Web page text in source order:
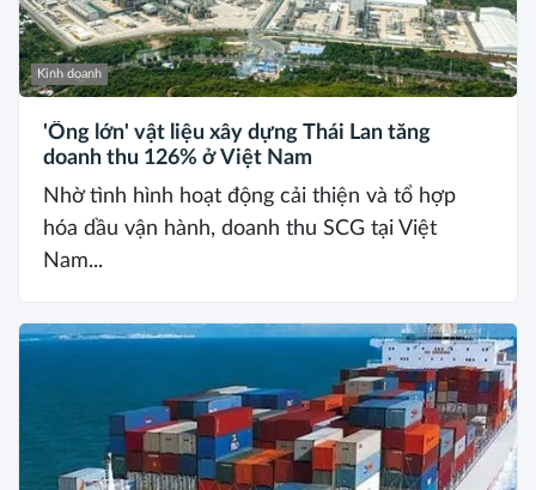
Kinh doanh
'Ông lớn' vật liệu xây dựng Thái Lan tăng
doanh thu 126% ở Việt Nam
Nhờ tình hình hoạt động cải thiện và tổ hợp
hóa dầu vận hành, doanh thu SCG tại Việt
Nam...